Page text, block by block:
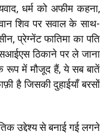
धर्म को अफीम कहना,
शिव पर सवाल के साथ-
प्रेग्नेंट फातिमा का पति
ठिकाने पर ले जाना
रूप में मौजूद हैं, ये सब बातें
है जिसकी दुहाईयाँ बरसों
उद्देश्य से बनाई गई लगने